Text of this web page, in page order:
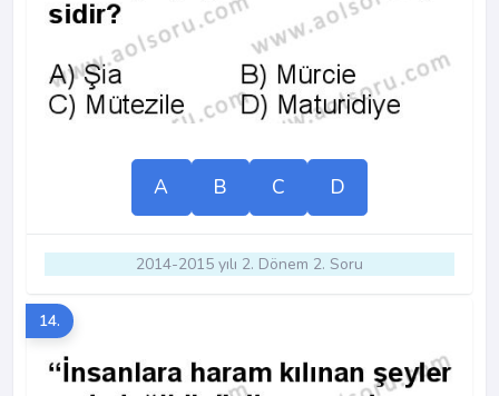
A B C D
2014-2015 yılı 2. Dönem 2. Soru
14.